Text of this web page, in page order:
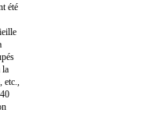
été
la